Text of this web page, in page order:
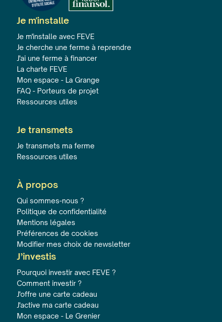
Je m'installe
Je m'installe avec FEVE
Je cherche une ferme à reprendre
J'ai une ferme à financer
La charte FEVE
Mon espace - La Grange
FAQ - Porteurs de projet
Ressources utiles
Je transmets
Je transmets ma ferme
Ressources utiles
À propos
Qui sommes-nous ?
Politique de confidentialité
Mentions légales
Préférences de cookies
Modifier mes choix de newsletter
J’investis
Pourquoi investir avec FEVE ?
Comment investir ?
J'offre une carte cadeau
J'active ma carte cadeau
Mon espace - Le Grenier